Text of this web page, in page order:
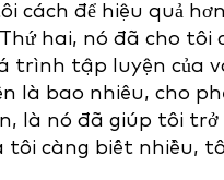
cách để hiệu quả
hai, nó đã cho tôi
trình tập luyện của
là bao nhiêu, cho
là nó đã giúp tôi
càng biết nhiều,